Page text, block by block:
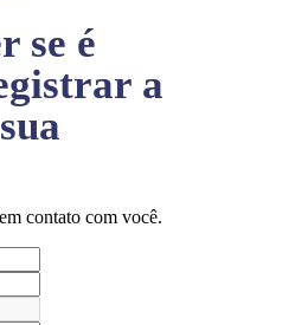
se é
a
contato com você.